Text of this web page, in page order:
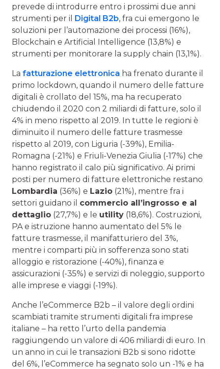
prevede di introdurre entro i prossimi due anni
strumenti per il Digital B2b, fra cui emergono le
soluzioni per l’automazione dei processi (16%),
Blockchain e Artificial Intelligence (13,8%) e
strumenti per monitorare la supply chain (13,1%).
La fatturazione elettronica ha frenato durante il
primo lockdown, quando il numero delle fatture
digitali è crollato del 15%, ma ha recuperato
chiudendo il 2020 con 2 miliardi di fatture, solo il
4% in meno rispetto al 2019. In tutte le regioni è
diminuito il numero delle fatture trasmesse
rispetto al 2019, con Liguria (-39%), Emilia-
Romagna (-21%) e Friuli-Venezia Giulia (-17%) che
hanno registrato il calo più significativo. Ai primi
posti per numero di fatture elettroniche restano
Lombardia (36%) e Lazio (21%), mentre fra i
settori guidano il commercio all’ingrosso e al
dettaglio (27,7%) e le utility (18,6%). Costruzioni,
PA e istruzione hanno aumentato del 5% le
fatture trasmesse, il manifatturiero del 3%,
mentre i comparti più in sofferenza sono stati
alloggio e ristorazione (-40%), finanza e
assicurazioni (-35%) e servizi di noleggio, supporto
alle imprese e viaggi (-19%).
Anche l’eCommerce B2b – il valore degli ordini
scambiati tramite strumenti digitali fra imprese
italiane – ha retto l’urto della pandemia
raggiungendo un valore di 406 miliardi di euro. In
un anno in cui le transazioni B2b si sono ridotte
del 6%, l’eCommerce ha segnato solo un -1% e ha